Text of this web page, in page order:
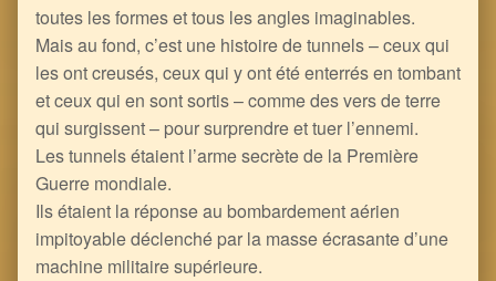
toutes les formes et tous les angles imaginables.
Mais au fond, c’est une histoire de tunnels – ceux qui
les ont creusés, ceux qui y ont été enterrés en tombant
et ceux qui en sont sortis – comme des vers de terre
qui surgissent – pour surprendre et tuer l’ennemi.
Les tunnels étaient l’arme secrète de la Première
Guerre mondiale.
Ils étaient la réponse au bombardement aérien
impitoyable déclenché par la masse écrasante d’une
machine militaire supérieure.